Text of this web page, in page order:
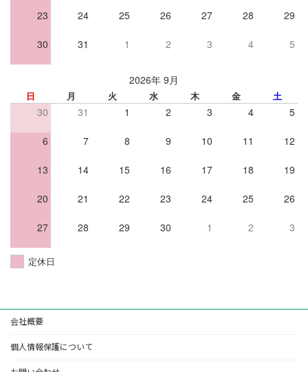
23 24 25 26 27 28 29
30 31 1 2 3 4 5
2026年 9月
日 月 火 水 木 金 土
30 31 1 2 3 4 5
6 7 8 9 10 11 12
13 14 15 16 17 18 19
20 21 22 23 24 25 26
27 28 29 30 1 2 3
定休日
会社概要
個人情報保護について